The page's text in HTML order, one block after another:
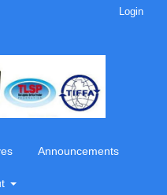
Announcements
Login